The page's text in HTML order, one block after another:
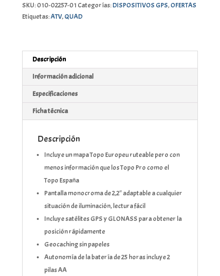
SKU:010-02257-01 Categorías:DISPOSITIVOS GPS,OFERTAS
Etiquetas:ATV,QUAD
Descripción
Información adicional
Especificaciones
Ficha técnica
Descripción
Incluye un mapa Topo Europeu ruteable pero con
menos información que los Topo Pro como el
Topo España
Pantalla monocroma de 2,2″ adaptable a cualquier
situación de iluminación, lectura fácil
Incluye satélites GPS y GLONASS para obtener la
posición rápidamente
Geocaching sin papeles
Autonomía de la batería de 25 horas incluye 2
pilas AA